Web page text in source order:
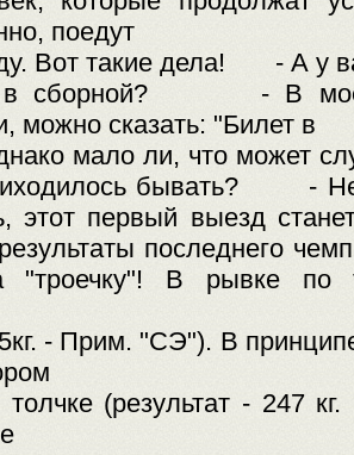
поедут
Вот такие дела! - А у
в сборной? - В
можно сказать: "Билет в
мало ли, что может
бывать? -
этот первый выезд
результаты последнего
"троечку"! В рывке по
- Прим. "СЭ"). В
толчке (результат - 247